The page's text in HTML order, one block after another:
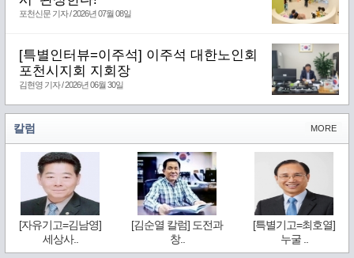
포천신문 기자 / 2026년 07월 08일
[특별인터뷰=이주석] 이주석 대한노인회
포천시지회 지회장
김현영 기자 / 2026년 06월 30일
MORE
칼럼
[자유기고=김남영]
세상사..
[김순열 칼럼] 도전과
창..
[특별기고=최호열]
누굴 ..